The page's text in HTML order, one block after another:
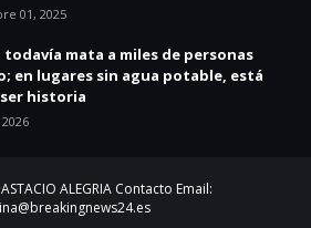
01, 2025
todavía mata a miles de personas
en lugares sin agua potable, está
historia
ALEGRIA Contacto Email: